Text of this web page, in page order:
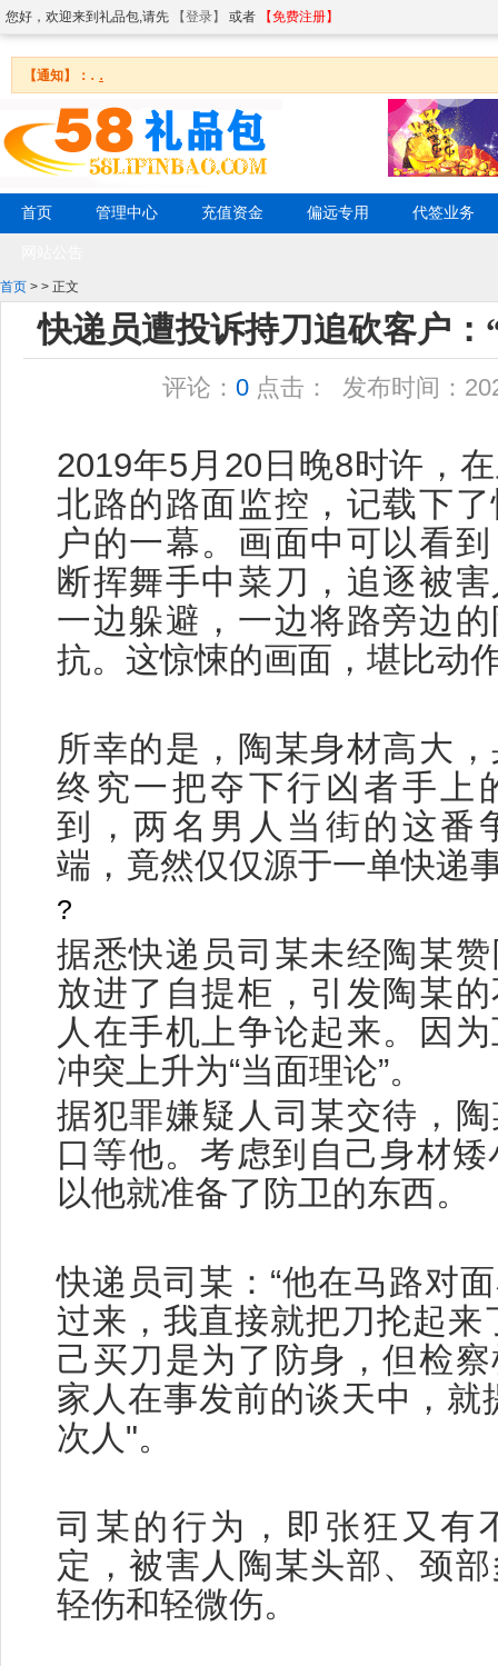
您好，欢迎来到礼品包,请先 【登录】 或者 【免费注册】
【通知】： . .
首页 管理中心 充值资金 偏远专用 代签业务
首页 > > 正文
快递员遭投诉持刀追砍客户：
评论： 0 点击： 发布时间：
2019年5月20日晚8时许，
北路的路面监控，记载下
户的一幕。画面中可以看
断挥舞手中菜刀，追逐被
一边躲避，一边将路旁边
抗。这惊悚的画面，堪比动
所幸的是，陶某身材高大
终究一把夺下行凶者手上
到，两名男人当街的这番
端，竟然仅仅源于一单快递
?
据悉快递员司某未经陶某
放进了自提柜，引发陶某
人在手机上争论起来。因
冲突上升为“当面理论”。
据犯罪嫌疑人司某交待，
口等他。考虑到自己身材
以他就准备了防卫的东西。
快递员司某：“他在马路对
过来，我直接就把刀抡起来
己买刀是为了防身，但检
家人在事发前的谈天中，就
次人"。
司某的行为，即张狂又有
定，被害人陶某头部、颈
轻伤和轻微伤。